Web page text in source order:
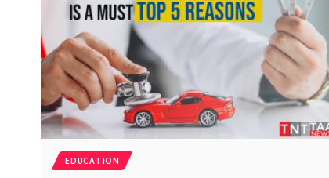
EDUCATION